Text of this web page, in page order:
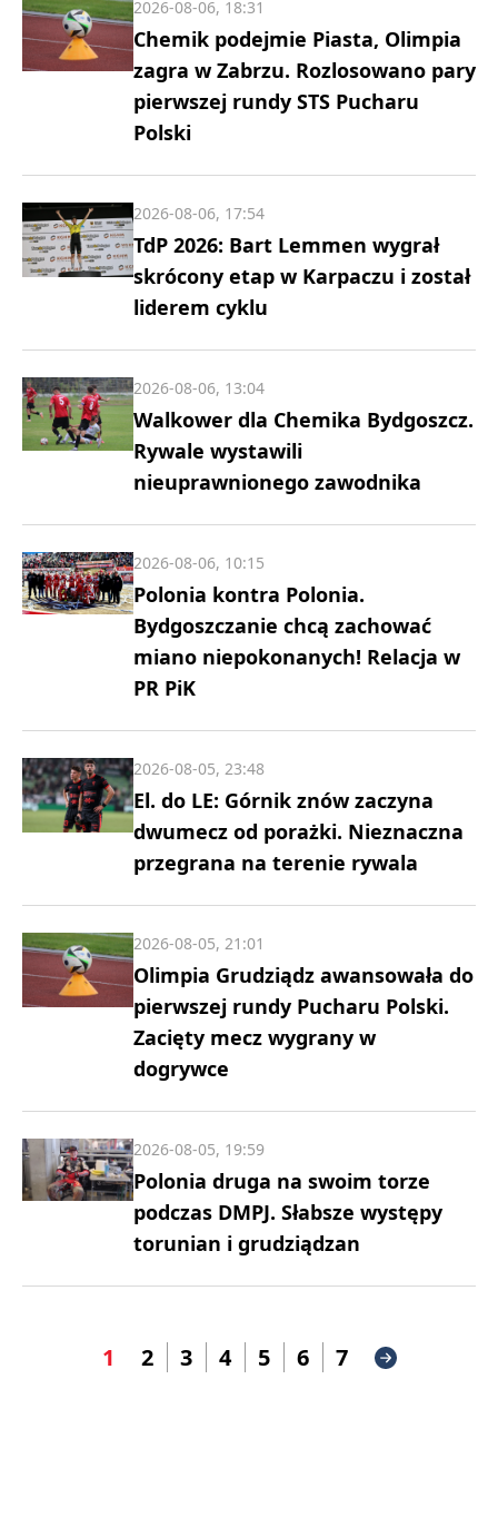
Chemik podejmie Piasta, Olimpia
zagra w Zabrzu. Rozlosowano pary
pierwszej rundy STS Pucharu
Polski
2026-08-06, 18:31
TdP 2026: Bart Lemmen wygrał
skrócony etap w Karpaczu i został
liderem cyklu
2026-08-06, 17:54
Walkower dla Chemika Bydgoszcz.
Rywale wystawili
nieuprawnionego zawodnika
2026-08-06, 13:04
Polonia kontra Polonia.
Bydgoszczanie chcą zachować
miano niepokonanych! Relacja w
PR PiK
2026-08-06, 10:15
El. do LE: Górnik znów zaczyna
dwumecz od porażki. Nieznaczna
przegrana na terenie rywala
2026-08-05, 23:48
Olimpia Grudziądz awansowała do
pierwszej rundy Pucharu Polski.
Zacięty mecz wygrany w
dogrywce
2026-08-05, 21:01
Polonia druga na swoim torze
podczas DMPJ. Słabsze występy
torunian i grudziądzan
2026-08-05, 19:59
1 2 3 4 5 6 7